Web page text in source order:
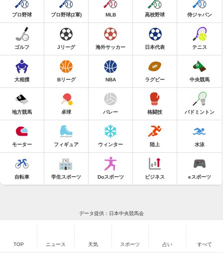
プロ野球 プロ野球(2軍) MLB 高校野球 侍ジャパン
ゴルフ Jリーグ 海外サッカー 日本代表 テニス
大相撲 Bリーグ NBA ラグビー 中央競馬
地方競馬 卓球 バレー 格闘技 バドミントン
モーター フィギュア ウィンター 陸上 水泳
自転車 学生スポーツ Doスポーツ ビジネス eスポーツ
データ提供：日本中央競馬会
TOP ニュース 天気 スポーツ 占い すべて